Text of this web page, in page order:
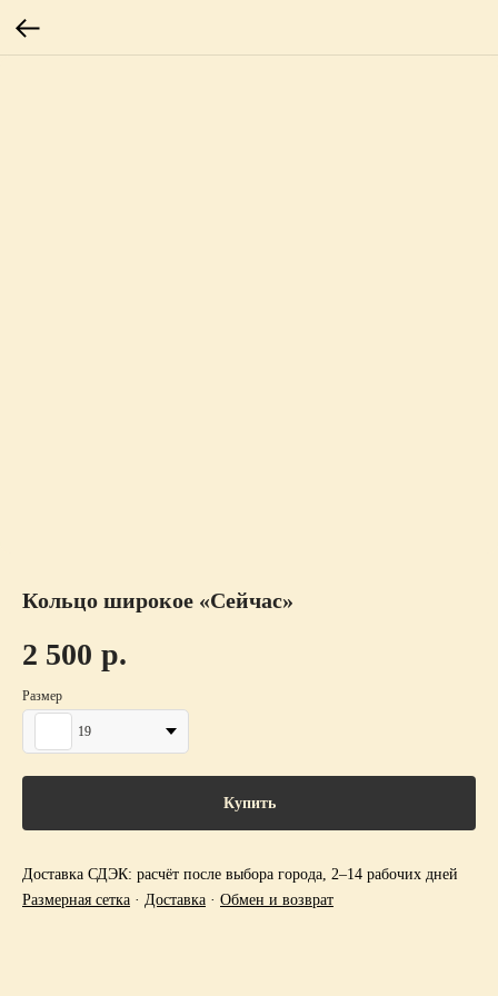
Кольцо широкое «Сейчас»
2 500 р.
Размер
19
Купить
Доставка СДЭК: расчёт после выбора города, 2–14 рабочих дней
Размерная сетка · Доставка · Обмен и возврат